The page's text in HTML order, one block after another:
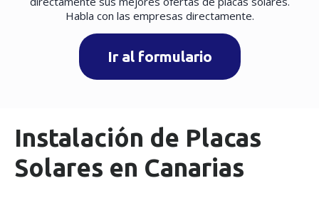
Habla con las empresas directamente.
Ir al formulario
Instalación de Placas
Solares en Canarias